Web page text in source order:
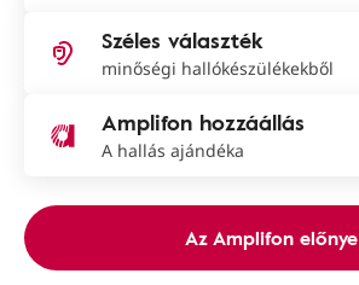
Széles választék
minőségi hallókészülékekből
Amplifon hozzáállás
A hallás ajándéka
Az Amplifon előnye